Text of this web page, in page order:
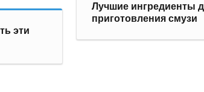
эти
Лучшие ингредиенты
приготовления смузи